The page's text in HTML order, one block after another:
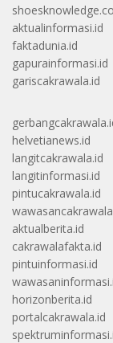
aktualinformasi.id
faktadunia.id
gapurainformasi.id
gariscakrawala.id
helvetianews.id
langitcakrawala.id
langitinformasi.id
pintucakrawala.id
aktualberita.id
cakrawalafakta.id
pintuinformasi.id
horizonberita.id
portalcakrawala.id